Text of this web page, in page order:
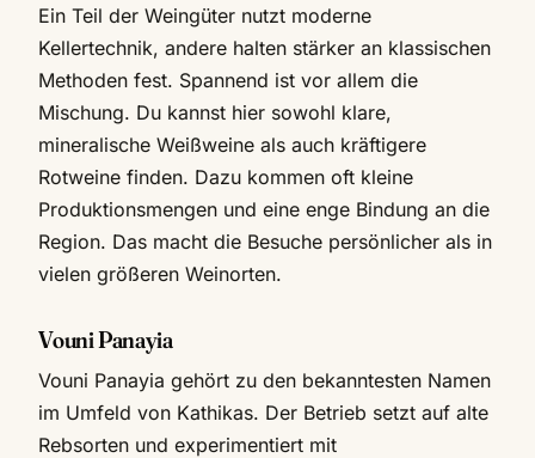
Ein Teil der Weingüter nutzt moderne
Kellertechnik, andere halten stärker an klassischen
Methoden fest. Spannend ist vor allem die
Mischung. Du kannst hier sowohl klare,
mineralische Weißweine als auch kräftigere
Rotweine finden. Dazu kommen oft kleine
Produktionsmengen und eine enge Bindung an die
Region. Das macht die Besuche persönlicher als in
vielen größeren Weinorten.
Vouni Panayia
Vouni Panayia gehört zu den bekanntesten Namen
im Umfeld von Kathikas. Der Betrieb setzt auf alte
Rebsorten und experimentiert mit